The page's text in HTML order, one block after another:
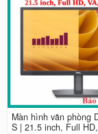
Màn hình văn phòng
S | 21.5 inch, Full